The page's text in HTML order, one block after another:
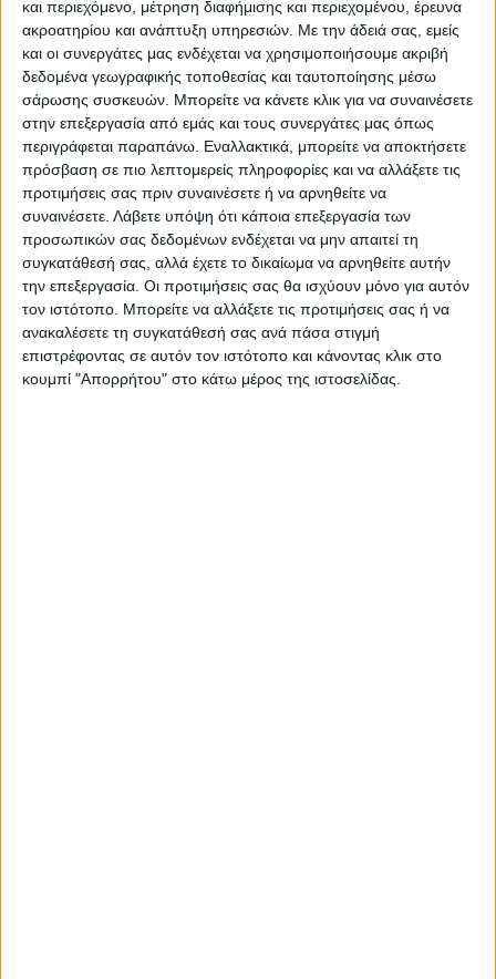
και περιεχόμενο, μέτρηση διαφήμισης και περιεχομένου, έρευνα
ακροατηρίου και ανάπτυξη υπηρεσιών. Με την άδειά σας, εμείς
και οι συνεργάτες μας ενδέχεται να χρησιμοποιήσουμε ακριβή
δεδομένα γεωγραφικής τοποθεσίας και ταυτοποίησης μέσω
σάρωσης συσκευών. Μπορείτε να κάνετε κλικ για να συναινέσετε
στην επεξεργασία από εμάς και τους συνεργάτες μας όπως
περιγράφεται παραπάνω. Εναλλακτικά, μπορείτε να αποκτήσετε
πρόσβαση σε πιο λεπτομερείς πληροφορίες και να αλλάξετε τις
προτιμήσεις σας πριν συναινέσετε ή να αρνηθείτε να
συναινέσετε. Λάβετε υπόψη ότι κάποια επεξεργασία των
προσωπικών σας δεδομένων ενδέχεται να μην απαιτεί τη
συγκατάθεσή σας, αλλά έχετε το δικαίωμα να αρνηθείτε αυτήν
την επεξεργασία. Οι προτιμήσεις σας θα ισχύουν μόνο για αυτόν
τον ιστότοπο. Μπορείτε να αλλάξετε τις προτιμήσεις σας ή να
ανακαλέσετε τη συγκατάθεσή σας ανά πάσα στιγμή
επιστρέφοντας σε αυτόν τον ιστότοπο και κάνοντας κλικ στο
κουμπί "Απορρήτου" στο κάτω μέρος της ιστοσελίδας.
ΠΡΟΗΓΟΥΜΕΝΟ ΑΡΘΡΟ
Νταβός 2020: Η νέα γενιά τα...
βάζει με την παγκόσμια ελίτ
ΕΠΟΜΕΝΟ ΑΡΘΡΟ
Γονείς προσκομίζουν
ψεύτικες βεβαιώσεις για τον
εμβολιασμό των παιδιών
τους
Δημοσιογραφική Ομάδα ΝΕΟΣ ΑΓΩΝ